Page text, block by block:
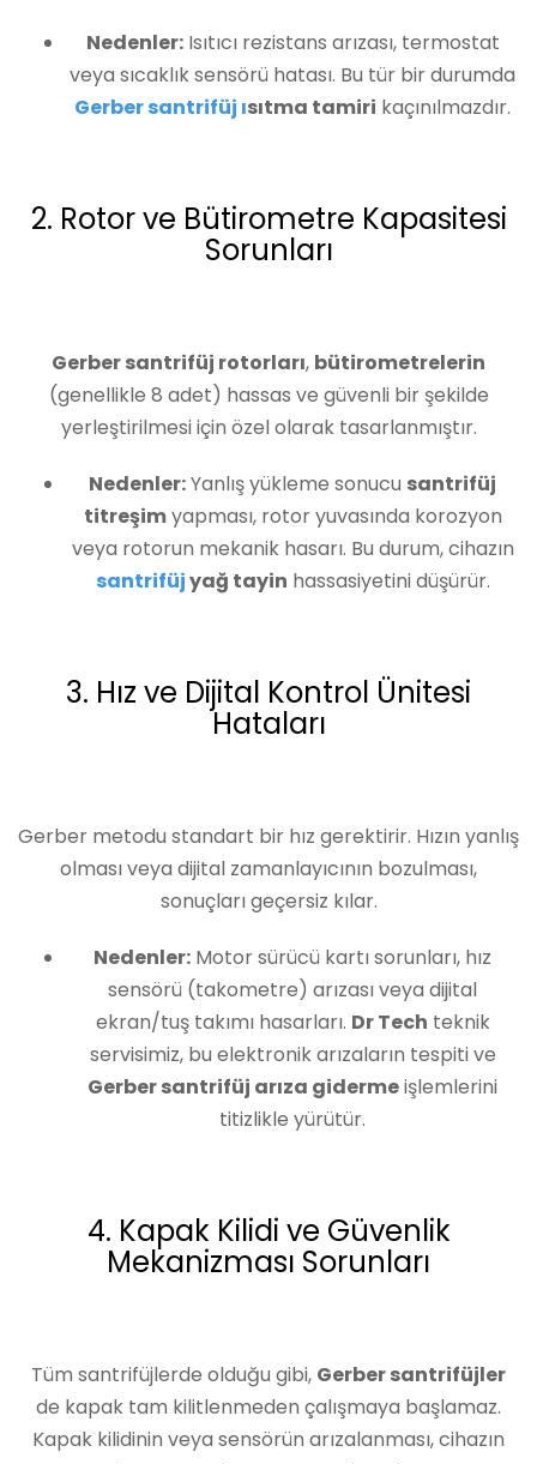
Nedenler:Isıtıcı rezistans arızası, termostat
veya sıcaklık sensörü hatası. Bu tür bir durumda
Gerber santrifüj ısıtma tamiri kaçınılmazdır.
2. Rotor ve Bütirometre Kapasitesi
Sorunları
Gerber santrifüj rotorları, bütirometrelerin
(genellikle 8 adet) hassas ve güvenli bir şekilde
yerleştirilmesi için özel olarak tasarlanmıştır.
Nedenler:Yanlış yükleme sonucu santrifüj
titreşimyapması, rotor yuvasında korozyon
veya rotorun mekanik hasarı. Bu durum, cihazın
santrifüjyağ tayin hassasiyetini düşürür.
3. Hız ve Dijital Kontrol Ünitesi
Hataları
Gerber metodu standart bir hız gerektirir. Hızın yanlış
olması veya dijital zamanlayıcının bozulması,
sonuçları geçersiz kılar.
Nedenler: Motor sürücü kartı sorunları, hız
sensörü (takometre) arızası veya dijital
ekran/tuş takımı hasarları. Dr Tech teknik
servisimiz, bu elektronik arızaların tespiti ve
Gerber santrifüj arıza gidermeişlemlerini
titizlikle yürütür.
4. Kapak Kilidi ve Güvenlik
Mekanizması Sorunları
Tüm santrifüjlerde olduğu gibi, Gerber santrifüjler
de kapak tam kilitlenmeden çalışmaya başlamaz.
Kapak kilidinin veya sensörün arızalanması, cihazın